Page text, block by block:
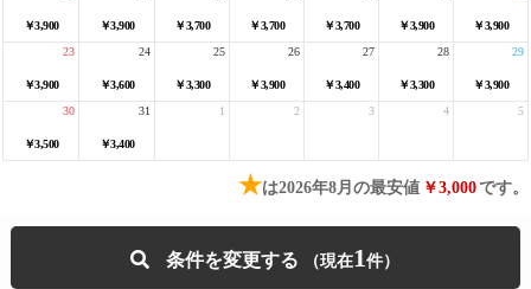
￥3,900 ￥3,900 ￥3,700 ￥3,700 ￥3,700 ￥3,900 ￥3,900
￥3,900
23
￥3,600
24
￥3,300
25
￥3,900
26
￥3,400
27
￥3,300
28
￥3,900
29
￥3,500
30
￥3,400
31 1 2 3 4 5
★は2026年8月の最安値 ￥3,000です。
条件を変更する 1